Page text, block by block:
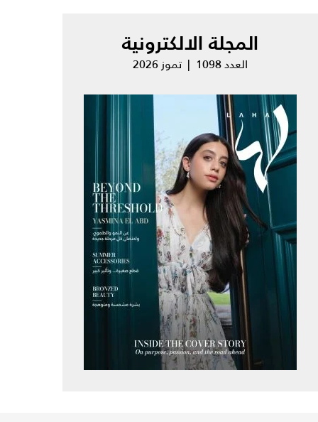
المجلة الالكترونية
العدد 1098 | تموز 2026